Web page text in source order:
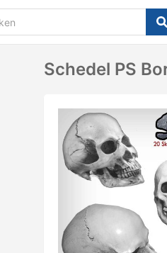
Schedel PS